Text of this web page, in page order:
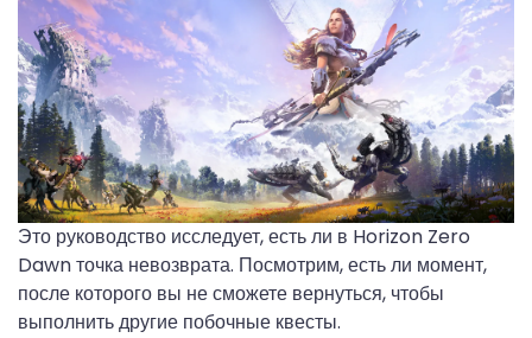
Это руководство исследует, есть ли в Horizon Zero
Dawn точка невозврата. Посмотрим, есть ли момент,
после которого вы не сможете вернуться, чтобы
выполнить другие побочные квесты.